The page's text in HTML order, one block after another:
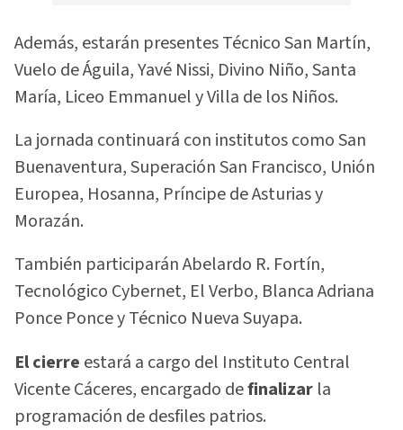
Además, estarán presentes Técnico San Martín,
Vuelo de Águila, Yavé Nissi, Divino Niño, Santa
María, Liceo Emmanuel y Villa de los Niños.
La jornada continuará con institutos como San
Buenaventura, Superación San Francisco, Unión
Europea, Hosanna, Príncipe de Asturias y
Morazán.
También participarán Abelardo R. Fortín,
Tecnológico Cybernet, El Verbo, Blanca Adriana
Ponce Ponce y Técnico Nueva Suyapa.
El cierre estará a cargo del Instituto Central
Vicente Cáceres, encargado definalizar la
programación de desfiles patrios.